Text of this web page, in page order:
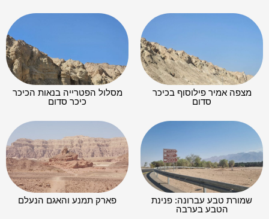
מצפה אמיר פילוסוף בכיכר
סדום
מסלול הפטרייה בנאות הכיכר
כיכר סדום
שמורת טבע עברונה: פנינת
הטבע בערבה
פארק תמנע והאגם הנעלם